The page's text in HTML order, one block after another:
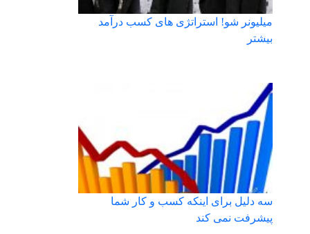
میلیونر شو! استراتژی های کسب درآمد
بیشتر
سه دلیل برای اینکه کسب و کار شما
پیشرفت نمی کند